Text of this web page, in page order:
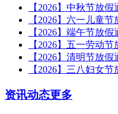
【2026】中秋节放假
【2026】六一儿童节
【2026】端午节放假
【2026】五一劳动节
【2026】清明节放假
【2026】三八妇女节
资讯动态更多